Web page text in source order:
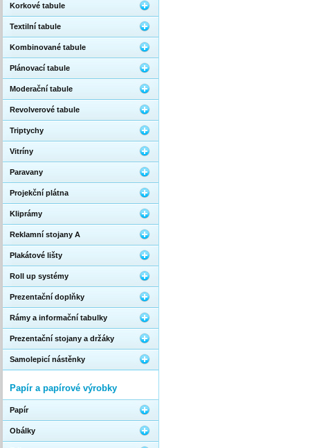
Korkové tabule
Textilní tabule
Kombinované tabule
Plánovací tabule
Moderační tabule
Revolverové tabule
Triptychy
Vitríny
Paravany
Projekční plátna
Kliprámy
Reklamní stojany A
Plakátové lišty
Roll up systémy
Prezentační doplňky
Rámy a informační tabulky
Prezentační stojany a držáky
Samolepicí nástěnky
Papír a papírové výrobky
Papír
Obálky